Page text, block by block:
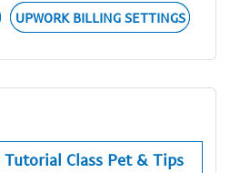
UPWORK BILLING SETTINGS
Tutorial Class Pet & Tips